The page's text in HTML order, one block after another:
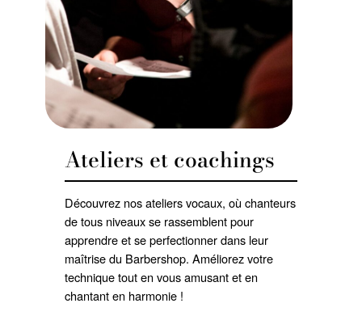
Ateliers et coachings
Découvrez nos ateliers vocaux, où chanteurs
de tous niveaux se rassemblent pour
apprendre et se perfectionner dans leur
maîtrise du Barbershop. Améliorez votre
technique tout en vous amusant et en
chantant en harmonie !